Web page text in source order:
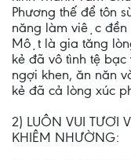
Phương thế để tôn
năng làm việc đền
Một là gia tăng
kẻ đã vô tình tệ
ngợi khen, ăn năn
kẻ đã cả lòng xúc
2) LUÔN VUI TƯƠI
KHIÊM NHƯỜNG: